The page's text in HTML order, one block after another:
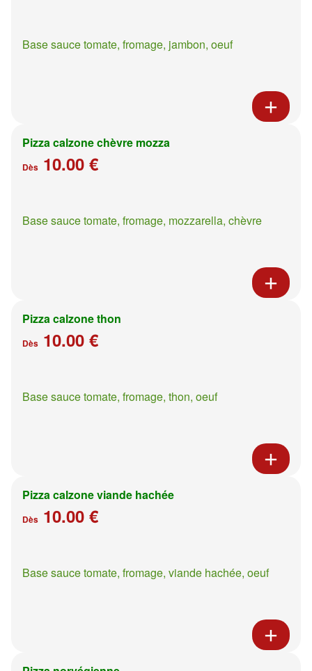
Base sauce tomate, fromage, jambon, oeuf
Pizza calzone chèvre mozza
Dès 10.00 €
Base sauce tomate, fromage, mozzarella, chèvre
Pizza calzone thon
Dès 10.00 €
Base sauce tomate, fromage, thon, oeuf
Pizza calzone viande hachée
Dès 10.00 €
Base sauce tomate, fromage, viande hachée, oeuf